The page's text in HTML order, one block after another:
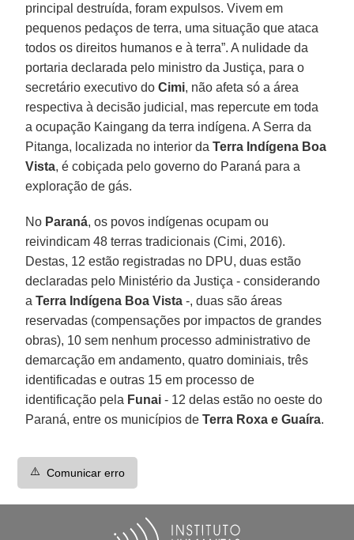
principal destruída, foram expulsos. Vivem em
pequenos pedaços de terra, uma situação que ataca
todos os direitos humanos e à terra”. A nulidade da
portaria declarada pelo ministro da Justiça, para o
secretário executivo doCimi, não afeta só a área
respectiva à decisão judicial, mas repercute em toda
a ocupação Kaingang da terra indígena. A Serra da
Pitanga, localizada no interior daTerra Indígena Boa
Vista, é cobiçada pelo governo do Paraná para a
exploração de gás.
No Paraná, os povos indígenas ocupam ou
reivindicam 48 terras tradicionais (Cimi, 2016).
Destas, 12 estão registradas no DPU, duas estão
declaradas pelo Ministério da Justiça - considerando
aTerra Indígena Boa Vista -, duas são áreas
reservadas (compensações por impactos de grandes
obras), 10 sem nenhum processo administrativo de
demarcação em andamento, quatro dominiais, três
identificadas e outras 15 em processo de
identificação pela Funai - 12 delas estão no oeste do
Paraná, entre os municípios de Terra Roxa e Guaíra.
⚠️ Comunicar erro